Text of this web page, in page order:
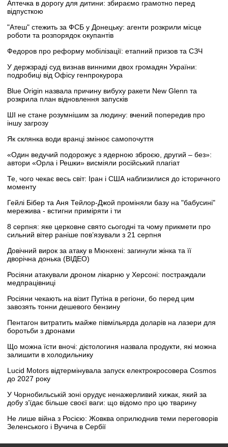
Аптечка в дорогу для дитини: збираємо грамотно перед
відпусткою
"Атеш" стежить за ФСБ у Донецьку: агенти розкрили місце
роботи та розпорядок окупантів
Федоров про реформу мобілізації: етапний призов та СЗЧ
У держзраді суд визнав винними двох громадян України:
подробиці від Офісу генпрокурора
Blue Origin назвала причину вибуху ракети New Glenn та
розкрила план відновлення запусків
ШІ не стане розумнішим за людину: вчений попередив про
іншу загрозу
Як склянка води вранці змінює самопочуття
«Один ведучий подорожує з ядерною зброєю, другий – без»:
автори «Орла і Решки» висміяли російський плагіат
Те, чого чекає весь світ: Іран і США наблизилися до історичного
моменту
Гейлі Бібер та Аня Тейлор-Джой проміняли базу на "бабусині"
мережива - встигни приміряти і ти
8 серпня: яке церковне свято сьогодні та чому прикмети про
сильний вітер раніше пов’язували з 21 серпня
Довічний вирок за атаку в Мюнхені: загинули жінка та її
дворічна донька (ВІДЕО)
Росіяни атакували дроном лікарню у Херсоні: постраждали
медпрацівниці
Росіяни чекають на візит Путіна в регіони, бо перед цим
завозять тонни дешевого бензину
Пентагон витратить майже півмільярда доларів на лазери для
боротьби з дронами
Що можна їсти вночі: дієтологиня назвала продукти, які можна
залишити в холодильнику
Lucid Motors відтермінувала запуск електрокросовера Cosmos
до 2027 року
У Чорнобильській зоні орудує ненажерливий хижак, який за
добу з’їдає більше своєї ваги: що відомо про цю тварину
Не лише війна з Росією: Жовква оприлюднив теми переговорів
Зеленського і Вучича в Сербії